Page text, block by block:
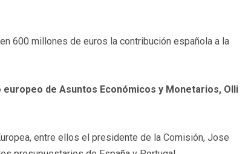
600 millones de euros la contribución española a la
europeo de Asuntos Económicos y Monetarios, Olli
entre ellos el presidente de la Comisión, Jose